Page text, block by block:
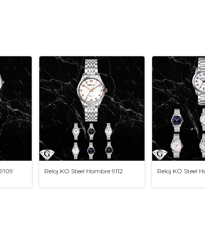
Reloj KO Steel Hombre 9112 Reloj KO Steel